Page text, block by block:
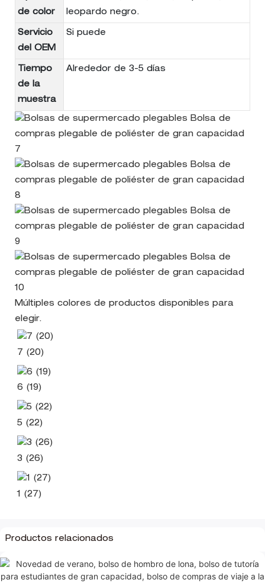
de color
leopardo negro.
Servicio
del OEM
Si puede
Tiempo
de la
muestra
Alrededor de 3-5 días
Múltiples colores de productos disponibles para
elegir.
7 (20)
6 (19)
5 (22)
3 (26)
1 (27)
Productos relacionados